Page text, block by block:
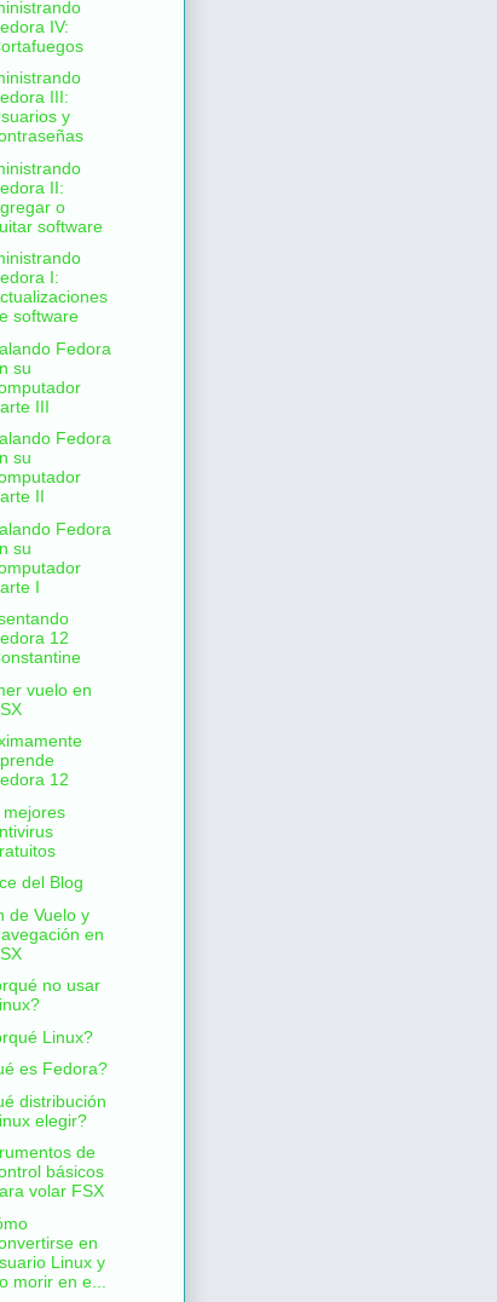
IV:
III:
y
II:
o
software
I:
software
Fedora
su
III
Fedora
su
II
Fedora
su
I
12
vuelo en
12
mejores
del Blog
de Vuelo y
en
no usar
Linux?
es Fedora?
distribución
elegir?
de
básicos
volar FSX
en
Linux y
morir en e...